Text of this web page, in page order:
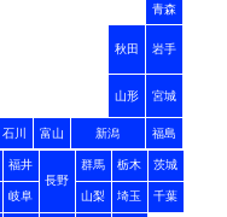
青森
秋田 岩手
山形 宮城
石川 富山 新潟 福島
福井
長野
群馬 栃木 茨城
岐阜 山梨 埼玉 千葉